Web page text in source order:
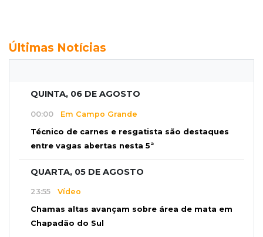
Últimas Notícias
QUINTA, 06 DE AGOSTO
00:00 Em Campo Grande
Técnico de carnes e resgatista são destaques
entre vagas abertas nesta 5ª
QUARTA, 05 DE AGOSTO
23:55 Vídeo
Chamas altas avançam sobre área de mata em
Chapadão do Sul